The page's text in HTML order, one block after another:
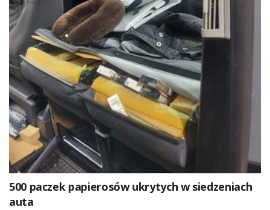
500 paczek papierosów ukrytych w siedzeniach
auta